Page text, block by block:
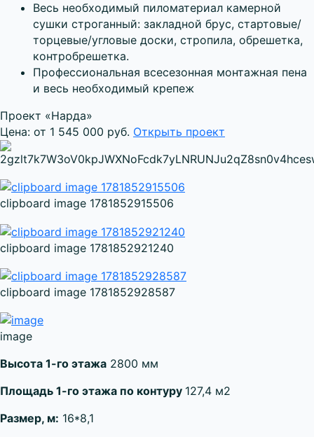
Весь необходимый пиломатериал камерной
сушки строганный: закладной брус, стартовые/
торцевые/угловые доски, стропила, обрешетка,
контробрешетка.
Профессиональная всесезонная монтажная пена
и весь необходимый крепеж
Проект «Нарда»
Цена: от 1 545 000 руб. Открыть проект
clipboard image 1781852915506
clipboard image 1781852921240
clipboard image 1781852928587
image
Высота 1-го этажа 2800 мм
Площадь 1-го этажа по контуру 127,4 м2
Размер, м: 16*8,1